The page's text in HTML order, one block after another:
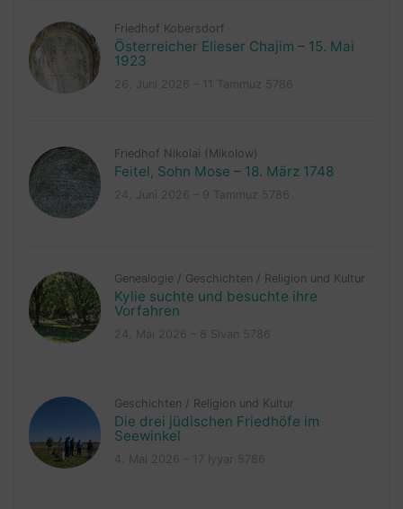
Friedhof Kobersdorf
Österreicher Elieser Chajim – 15. Mai
1923
Friedhof Nikolai (Mikolow)
Feitel, Sohn Mose – 18. März 1748
Genealogie / Geschichten / Religion und Kultur
Kylie suchte und besuchte ihre
Vorfahren
Geschichten / Religion und Kultur
Die drei jüdischen Friedhöfe im
Seewinkel